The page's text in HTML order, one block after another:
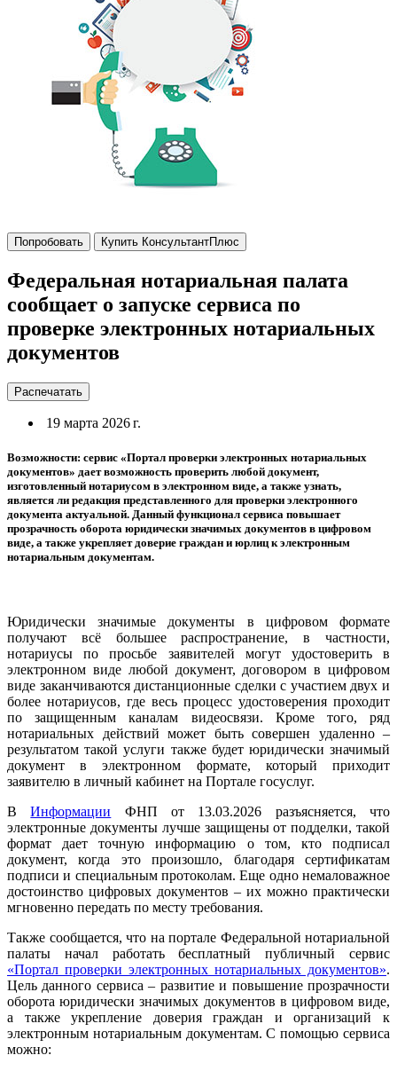
Попробовать Купить КонсультантПлюс
Федеральная нотариальная палата
сообщает о запуске сервиса по
проверке электронных нотариальных
документов
Распечатать
19 марта 2026 г.
Возможности: сервис «Портал проверки электронных нотариальных
документов» дает возможность проверить любой документ,
изготовленный нотариусом в электронном виде, а также узнать,
является ли редакция представленного для проверки электронного
документа актуальной. Данный функционал сервиса повышает
прозрачность оборота юридически значимых документов в цифровом
виде, а также укрепляет доверие граждан и юрлиц к электронным
нотариальным документам.
Юридически значимые документы в цифровом формате
получают всё большее распространение, в частности,
нотариусы по просьбе заявителей могут удостоверить в
электронном виде любой документ, договором в цифровом
виде заканчиваются дистанционные сделки с участием двух и
более нотариусов, где весь процесс удостоверения проходит
по защищенным каналам видеосвязи. Кроме того, ряд
нотариальных действий может быть совершен удаленно –
результатом такой услуги также будет юридически значимый
документ в электронном формате, который приходит
заявителю в личный кабинет на Портале госуслуг.
ВИнформации ФНП от 13.03.2026 разъясняется, что
электронные документы лучше защищены от подделки, такой
формат дает точную информацию о том, кто подписал
документ, когда это произошло, благодаря сертификатам
подписи и специальным протоколам. Еще одно немаловажное
достоинство цифровых документов – их можно практически
мгновенно передать по месту требования.
Также сообщается, что на портале Федеральной нотариальной
палаты начал работать бесплатный публичный сервис
«Портал проверки электронных нотариальных документов».
Цель данного сервиса – развитие и повышение прозрачности
оборота юридически значимых документов в цифровом виде,
а также укрепление доверия граждан и организаций к
электронным нотариальным документам. С помощью сервиса
можно: